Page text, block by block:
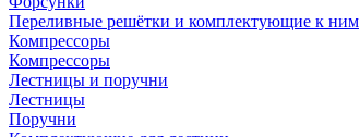
Переливные решётки и комплектующие к ним
Компрессоры
Компрессоры
Лестницы и поручни
Лестницы
Поручни